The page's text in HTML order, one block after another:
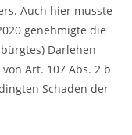
Auch hier musste
genehmigte die
Darlehen
Art. 107 Abs. 2 b
Schaden der